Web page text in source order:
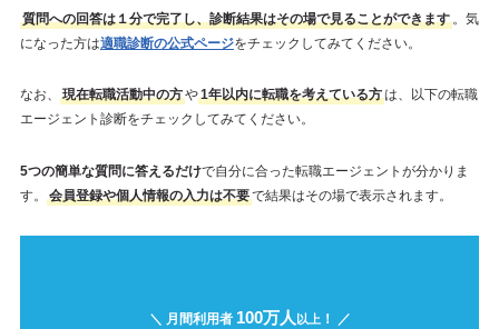
質問への回答は１分で完了し、診断結果はその場で見ることができます。気
になった方は適職診断の公式ページをチェックしてみてください。
なお、 現在転職活動中の方や1年以内に転職を考えている方は、以下の転職
エージェント診断をチェックしてみてください。
5つの簡単な質問に答えるだけで自分に合った転職エージェントが分かりま
す。
会員登録や個人情報の入力は不要で結果はその場で表示されます。
＼ 月間利用者 100万人 以上！ ／